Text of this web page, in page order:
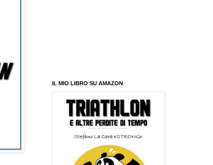
IL MIO LIBRO SU AMAZON